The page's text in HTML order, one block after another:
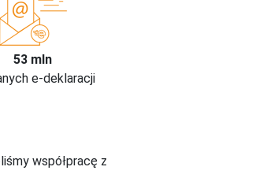
53 mln
e-deklaracji
współpracę z